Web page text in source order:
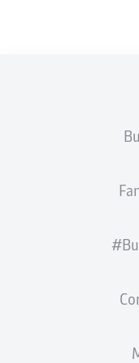
kam es zu einem
hatte ein
Elfmeter, legt sich
Betrachtung des
der Ausführung mit
gesorgt hätte –